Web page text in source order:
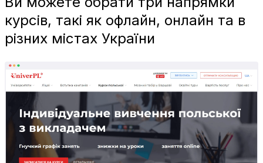
курсів, такі як офлайн, онлайн та в
різних містах України